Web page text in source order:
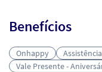
Benefícios
Onhappy
Vale Presente -